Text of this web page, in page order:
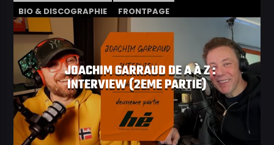
BIO & DISCOGRAPHIE
FRONTPAGE
INTERVIEW
JOACHIM GARRAUD DE A À Z :
INTERVIEW (2EME PARTIE)